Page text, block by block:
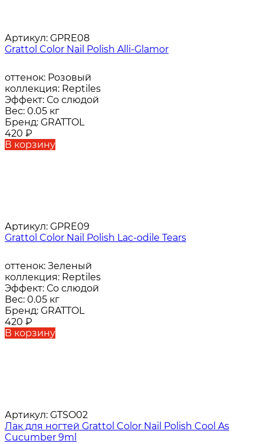
Артикул: GPRE08
Grattol Color Nail Polish Alli-Glamor
оттенок: Розовый
коллекция: Reptiles
Эффект: Со слюдой
Вес: 0.05 кг
Бренд: GRATTOL
420 ₽
В корзину
Артикул: GPRE09
Grattol Color Nail Polish Lac-odile Tears
оттенок: Зеленый
коллекция: Reptiles
Эффект: Со слюдой
Вес: 0.05 кг
Бренд: GRATTOL
420 ₽
В корзину
Артикул: GTSO02
Лак для ногтей Grattol Color Nail Polish Cool As
Cucumber 9ml